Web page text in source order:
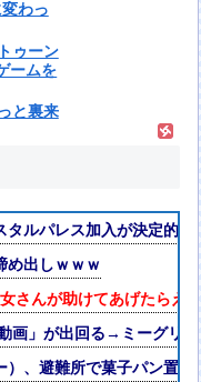
わっ
ゥーン
ームを
と裏来
ルパレス加入が決定的
め出しｗｗｗ
さんが助けてあげたらえ
画」が出回る→ミーグリ
）、避難所で菓子パン置